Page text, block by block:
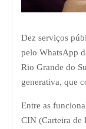
Dez serviços
pelo WhatsApp
Rio Grande do
generativa, que
Entre as
CIN (Carteira de